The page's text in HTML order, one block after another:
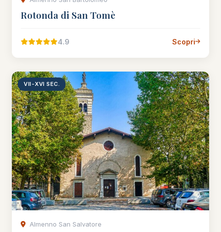
Rotonda di San Tomè
4.9 Scopri
VII-XVI SEC.
Almenno San Salvatore